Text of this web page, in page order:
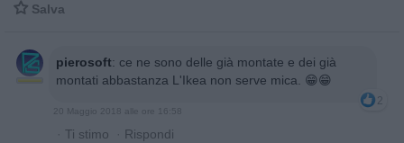
 Salva
pierosoft: ce ne sono delle già montate e dei già
montati abbastanza L'Ikea non serve mica. 😁😁
2
20 Maggio 2018 alle ore 16:58
· Ti stimo · Rispondi